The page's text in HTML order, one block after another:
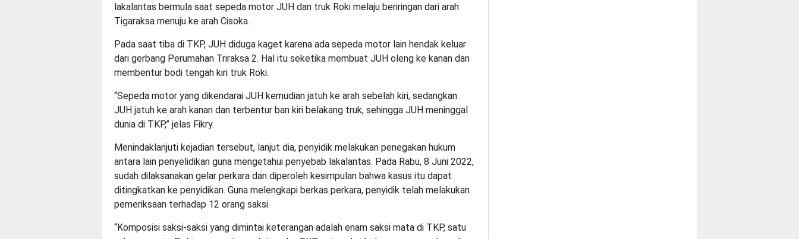
lakalantas bermula saat sepeda motor JUH dan truk Roki melaju beriringan dari arah
Tigaraksa menuju ke arah Cisoka.
Pada saat tiba di TKP, JUH diduga kaget karena ada sepeda motor lain hendak keluar
dari gerbang Perumahan Triraksa 2. Hal itu seketika membuat JUH oleng ke kanan dan
membentur bodi tengah kiri truk Roki.
“Sepeda motor yang dikendarai JUH kemudian jatuh ke arah sebelah kiri, sedangkan
JUH jatuh ke arah kanan dan terbentur ban kiri belakang truk, sehingga JUH meninggal
dunia di TKP,” jelas Fikry.
Menindaklanjuti kejadian tersebut, lanjut dia, penyidik melakukan penegakan hukum
antara lain penyelidikan guna mengetahui penyebab lakalantas. Pada Rabu, 8 Juni 2022,
sudah dilaksanakan gelar perkara dan diperoleh kesimpulan bahwa kasus itu dapat
ditingkatkan ke penyidikan. Guna melengkapi berkas perkara, penyidik telah melakukan
pemeriksaan terhadap 12 orang saksi.
“Komposisi saksi-saksi yang dimintai keterangan adalah enam saksi mata di TKP, satu